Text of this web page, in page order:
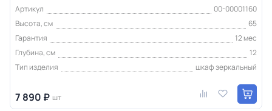
Артикул
00-00001160
Высота, см
65
Гарантия
12 мес
Глубина, см
12
Тип изделия
шкаф зеркальный
7 890 ₽ шт